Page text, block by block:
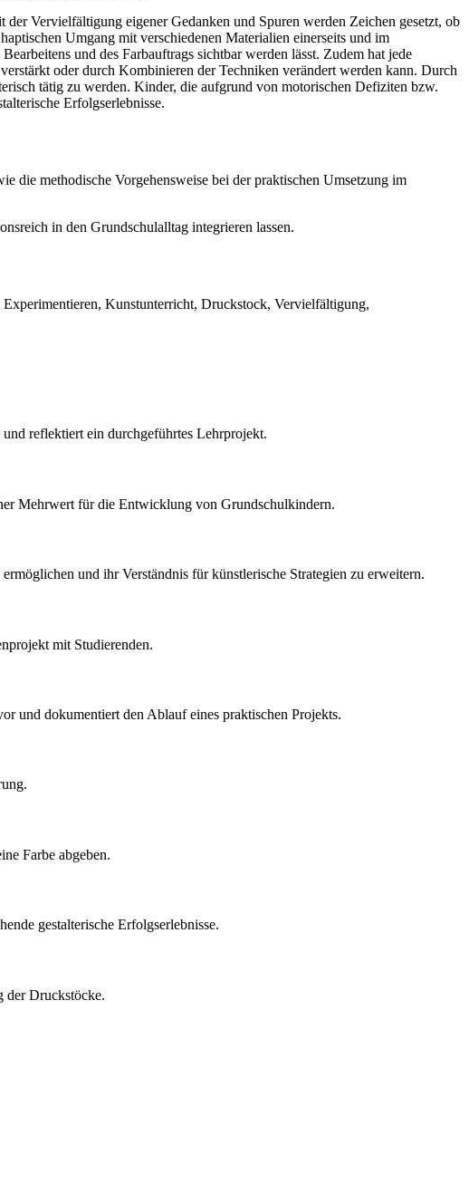
Vervielfältigung eigener Gedanken und Spuren werden Zeichen gesetzt, ob
Umgang mit verschiedenen Materialien einerseits und im
und des Farbauftrags sichtbar werden lässt. Zudem hat jede
oder durch Kombinieren der Techniken verändert werden kann. Durch
tätig zu werden. Kinder, die aufgrund von motorischen Defiziten bzw.
Erfolgserlebnisse.
die methodische Vorgehensweise bei der praktischen Umsetzung im
in den Grundschulalltag integrieren lassen.
Kunstunterricht, Druckstock, Vervielfältigung,
reflektiert ein durchgeführtes Lehrprojekt.
Mehrwert für die Entwicklung von Grundschulkindern.
und ihr Verständnis für künstlerische Strategien zu erweitern.
mit Studierenden.
und dokumentiert den Ablauf eines praktischen Projekts.
Farbe abgeben.
gestalterische Erfolgserlebnisse.
der Druckstöcke.